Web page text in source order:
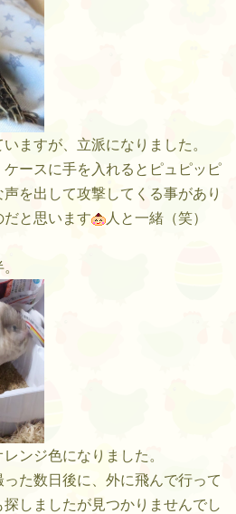
ますが、立派になりました。
ースに手を入れるとピュピッピ
を出して攻撃してくる事があり
だと思います
人と一緒（笑）
ンジ色になりました。
た数日後に、外に飛んで行って
しましたが見つかりませんでし